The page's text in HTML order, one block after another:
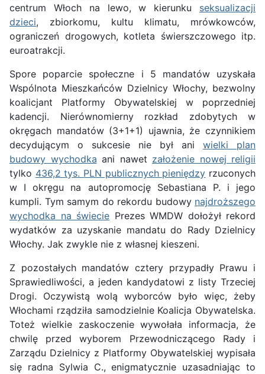
centrum Włoch na lewo, w kierunku seksualizacji
dzieci, zbiorkomu, kultu klimatu, mrówkowców,
ograniczeń drogowych, kotleta świerszczowego itp.
euroatrakcji.
Spore poparcie społeczne i 5 mandatów uzyskała
Wspólnota Mieszkańców Dzielnicy Włochy, bezwolny
koalicjant Platformy Obywatelskiej w poprzedniej
kadencji. Nierównomierny rozkład zdobytych w
okręgach mandatów (3+1+1) ujawnia, że czynnikiem
decydującym o sukcesie nie był ani wielki plan
budowy wychodka ani nawet założenie nowej religii
tylko 436,2 tys. PLN publicznych pieniędzy rzuconych
w I okręgu na autopromocję Sebastiana P. i jego
kumpli. Tym samym do rekordu budowy najdroższego
wychodka na świecie Prezes WMDW dołożył rekord
wydatków za uzyskanie mandatu do Rady Dzielnicy
Włochy. Jak zwykle nie z własnej kieszeni.
Z pozostałych mandatów cztery przypadły Prawu i
Sprawiedliwości, a jeden kandydatowi z listy Trzeciej
Drogi. Oczywistą wolą wyborców było więc, żeby
Włochami rządziła samodzielnie Koalicja Obywatelska.
Toteż wielkie zaskoczenie wywołała informacja, że
chwilę przed wyborem Przewodniczącego Rady i
Zarządu Dzielnicy z Platformy Obywatelskiej wypisała
się radna Sylwia C., enigmatycznie uzasadniając to